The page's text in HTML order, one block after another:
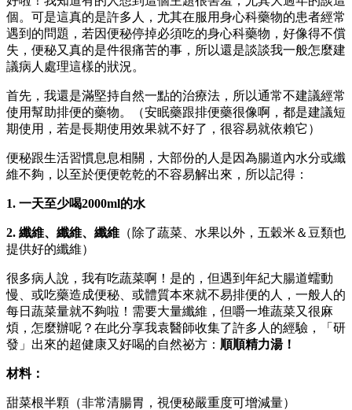
個。可是這真的是許多人，尤其在服用身心科藥物的患者經常
遇到的問題，若因便秘停掉必須吃的身心科藥物，好像得不償
失，便秘又真的是件很痛苦的事，所以還是談談我一般怎麼建
議病人處理這樣的狀況。
首先，我還是滿堅持自然一點的治療法，所以通常不建議經常
使用幫助排便的藥物。（安眠藥跟排便藥很像啊，都是建議短
期使用，若是長期使用效果就不好了，很容易就依賴它）
便秘跟生活習慣息息相關，大部份的人是因為腸道內水分或纖
維不夠，以至於便便乾乾的不容易解出來，所以記得：
1. 一天至少喝2000ml的水
2. 纖維、纖維、纖維 （除了蔬菜、水果以外，五穀米＆豆類也
提供好的纖維）
很多病人說，我有吃蔬菜啊！是的，但遇到年紀大腸道蠕動
慢、或吃藥造成便秘、或體質本來就不易排便的人，一般人的
每日蔬菜量就不夠啦！需要大量纖維，但嚼一堆蔬菜又很麻
煩，怎麼辦呢？在此分享我袁醫師收集了許多人的經驗，「研
發」出來的超健康又好喝的自然祕方： 順順精力湯！
材料：
甜菜根半顆（非常清腸胃，視便秘嚴重度可增減量）